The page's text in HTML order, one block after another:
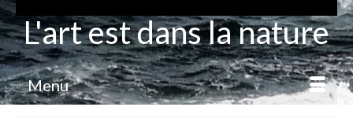
L'art est dans la nature
Menu